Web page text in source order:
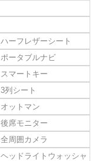
ハーフレザーシート
ポータブルナビ
スマートキー
3列シート
オットマン
後席モニター
全周囲カメラ
ヘッドライトウォッシャ